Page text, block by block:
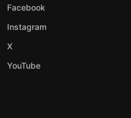
Facebook
Instagram
X
YouTube